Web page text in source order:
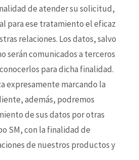
de atender su solicitud,
para ese tratamiento el eficaz
relaciones. Los datos, salvo
serán comunicados a terceros
para dicha finalidad.
expresamente marcando la
además, podremos
de sus datos por otras
SM, con la finalidad de
de nuestros productos y